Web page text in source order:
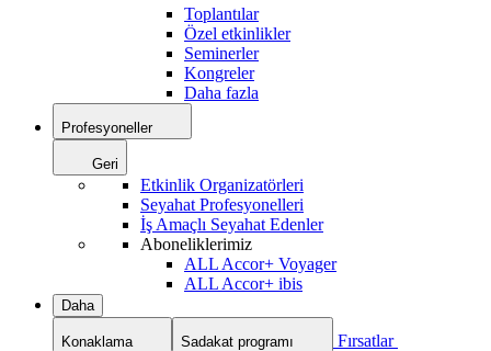
Toplantılar
Özel etkinlikler
Seminerler
Kongreler
Daha fazla
Profesyoneller
Geri
Etkinlik Organizatörleri
Seyahat Profesyonelleri
İş Amaçlı Seyahat Edenler
Aboneliklerimiz
ALL Accor+ Voyager
ALL Accor+ ibis
Daha
Konaklama Sadakat programı
Fırsatlar